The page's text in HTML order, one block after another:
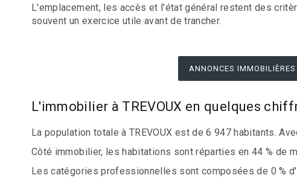
L'emplacement, les accès et l'état général restent des
souvent un exercice utile avant de trancher.
ANNONCES
L'immobilier à TREVOUX en quelques
La population totale à TREVOUX est de 6 947 habitants.
Côté immobilier, les habitations sont réparties en 44 % de
Les catégories professionnelles sont composées de 0 %